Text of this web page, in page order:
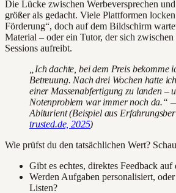
Die Lücke zwischen Werbeversprechen
größer als gedacht. Viele Plattformen
Förderung“, doch auf dem Bildschirm
Material – oder ein Tutor, der sich zwischen
Sessions aufreibt.
„Ich dachte, bei dem Preis bekomme
Betreuung. Nach drei Wochen hatte
einer Massenabfertigung zu landen –
Notenproblem war immer noch da.“
Abiturient (Beispiel aus
trusted.de, 2025)
Wie prüfst du den tatsächlichen Wert?
Gibt es echtes, direktes Feedback auf
Werden Aufgaben personalisiert,
Listen?